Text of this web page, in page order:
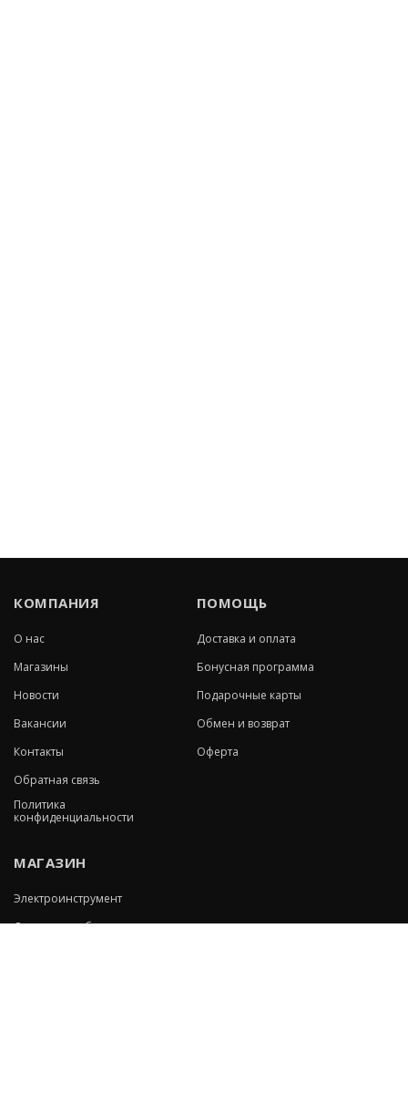
КОМПАНИЯ
О нас
Магазины
Новости
Вакансии
Контакты
Обратная связь
Политика
конфиденциальности
ПОМОЩЬ
Доставка и оплата
Бонусная программа
Подарочные карты
Обмен и возврат
Оферта
МАГАЗИН
Электроинструмент
Сварочное оборудование